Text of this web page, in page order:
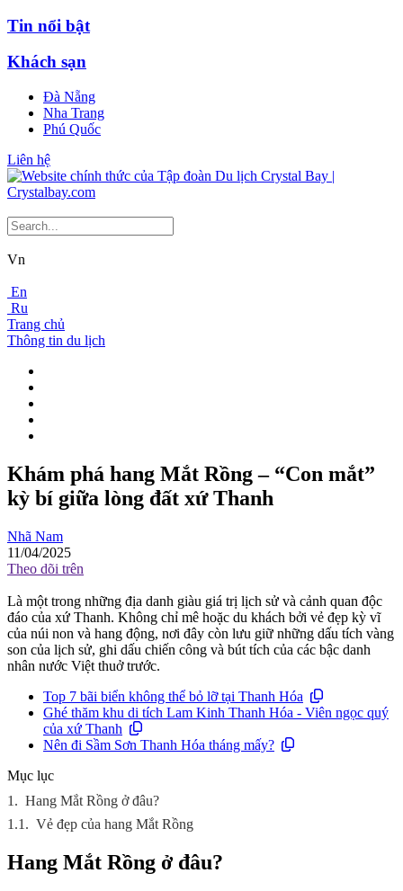
Tin nổi bật
Khách sạn
Đà Nẵng
Nha Trang
Phú Quốc
Liên hệ
Vn
En
Ru
Trang chủ
Thông tin du lịch
Khám phá hang Mắt Rồng – “Con mắt”
kỳ bí giữa lòng đất xứ Thanh
Nhã Nam
11/04/2025
Theo dõi trên
Là một trong những địa danh giàu giá trị lịch sử và cảnh quan độc
đáo của xứ Thanh. Không chỉ mê hoặc du khách bởi vẻ đẹp kỳ vĩ
của núi non và hang động, nơi đây còn lưu giữ những dấu tích vàng
son của lịch sử, ghi dấu chiến công và bút tích của các bậc danh
nhân nước Việt thuở trước.
Top 7 bãi biển không thể bỏ lỡ tại Thanh Hóa
Ghé thăm khu di tích Lam Kinh Thanh Hóa - Viên ngọc quý
của xứ Thanh
Nên đi Sầm Sơn Thanh Hóa tháng mấy?
Mục lục
1. Hang Mắt Rồng ở đâu?
1.1. Vẻ đẹp của hang Mắt Rồng
Hang Mắt Rồng ở đâu?